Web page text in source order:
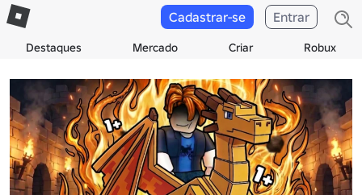
Destaques Mercado Criar Robux
Cadastrar-se Entrar